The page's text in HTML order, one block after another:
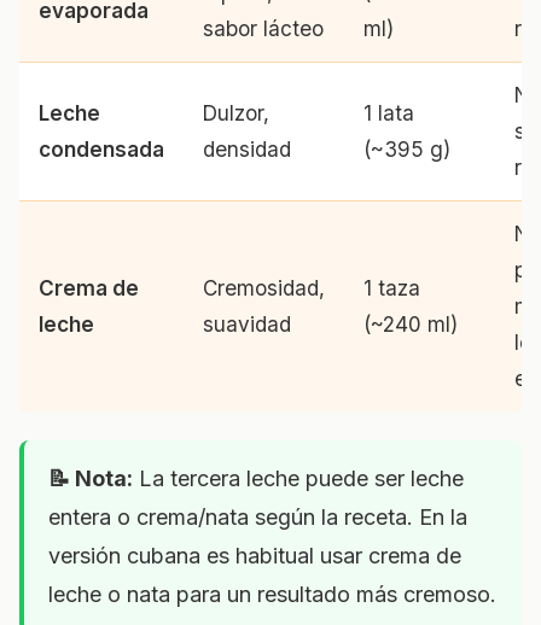
evaporada
sabor lácteo
ml)
Leche
condensada
Dulzor,
densidad
1 lata
(~395 g)
Crema de
leche
Cremosidad,
suavidad
1 taza
(~240 ml)
📝 Nota: La tercera leche puede ser leche
entera o crema/nata según la receta. En la
versión cubana es habitual usar crema de
leche o nata para un resultado más cremoso.